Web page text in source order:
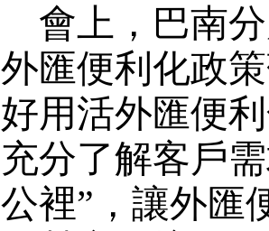
會上，巴南
外匯便利化政
好用活外匯便
充分了解客戶
公裡”，讓外匯